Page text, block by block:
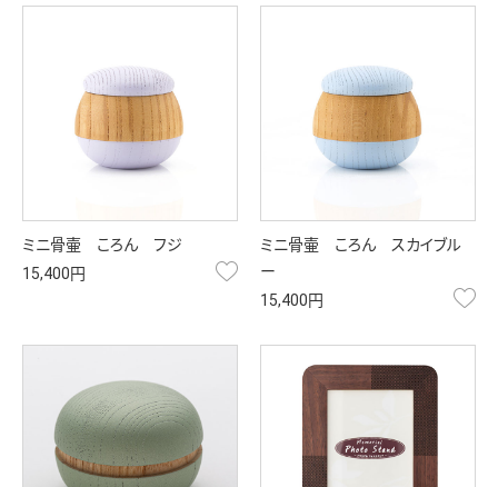
ミニ骨壷 ころん フジ
15,400円
お気に入り
ミニ骨壷 ころん スカイブル
ー
15,400円